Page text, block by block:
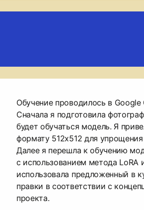
Обучение проводилось в Google
Сначала я подготовила
будет обучаться модель. Я
формату 512х512 для
Далее я перешла к обучению
с использованием метода LoRA
использовала предложенный в
правки в соответствии с
проекта.